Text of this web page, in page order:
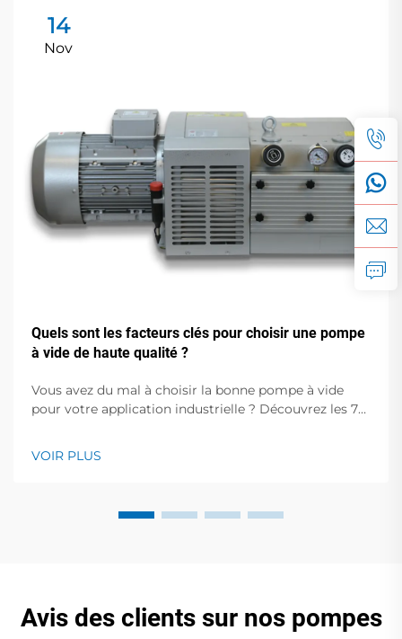
14
Nov
Quels sont les facteurs clés pour choisir une pompe
à vide de haute qualité ?
Vous avez du mal à choisir la bonne pompe à vide
pour votre application industrielle ? Découvrez les 7
guide de sélection dès maintenant.
VOIR PLUS
Avis des clients sur nos pompes